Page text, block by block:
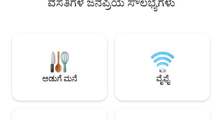
ನೋಟ, ಎತ್ತರದ ಕಿಟಕಿಗಳು, ಹೊರಾಂಗಣ
ರೈಲು ನಿಲ್ದಾಣ: 25 ನಿಮಿಷಗಳು. ಉಚಿತ: 2 ಸರಳ
ಬೈಕ್‌ಗಳು (ವಿನಂತಿಯ ಮೇರೆಗೆ), ಬೀದಿಯಲ್ಲಿ
ಪಾರ್ಕಿಂಗ್, ವೈಫೈ, ಹಾಸಿಗೆ ಲಿನೆನ್, ಸ್ನಾನಗೃಹ/
ಟವೆಲ್‌ಗಳು. 300 ಮೀಟರ್ ದೂರ: ಅಂಗಡಿಗಳು,
ಟಿವಿ, ಫೈಬರ್ ವೈ-ಫೈ.
ಪ್ರಯಾಣಿಕರಿಗೆ
ಅಡುಗೆ ಮನೆ ವೈಫೈ